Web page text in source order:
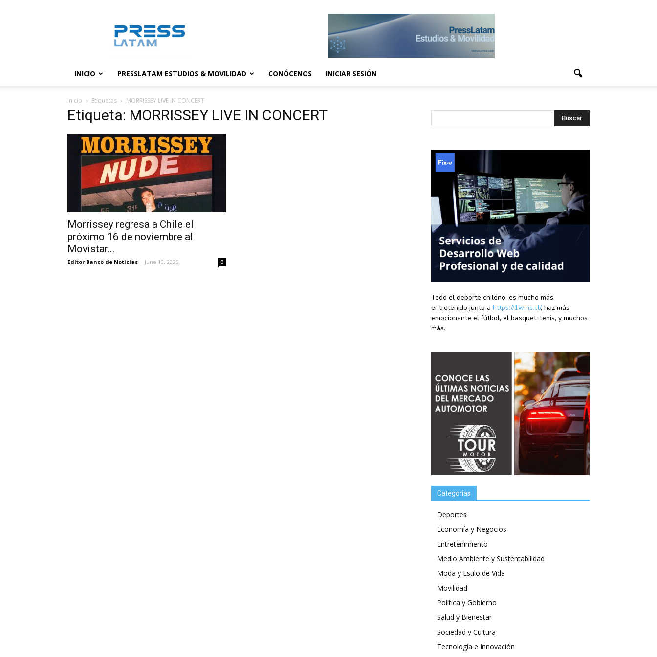
noticias
INICIO PRESSLATAM ESTUDIOS & MOVILIDAD CONÓCENOS INICIAR SESIÓN
Inicio Etiquetas MORRISSEY LIVE IN CONCERT
Etiqueta: MORRISSEY LIVE IN CONCERT
Morrissey regresa a Chile el
próximo 16 de noviembre al
Movistar...
Editor Banco de Noticias - June 10, 2025 0
Todo el deporte chileno, es mucho más
entretenido junto a https://1wins.cl/, haz más
emocionante el fútbol, el basquet, tenis, y muchos
más.
Categorías
Deportes
Economía y Negocios
Entretenimiento
Medio Ambiente y Sustentabilidad
Moda y Estilo de Vida
Movilidad
Política y Gobierno
Salud y Bienestar
Sociedad y Cultura
Tecnología e Innovación